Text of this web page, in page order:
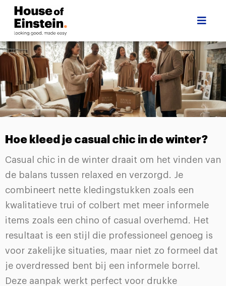
Hoe kleed je casual chic in de winter?
Casual chic in de winter draait om het vinden van
de balans tussen relaxed en verzorgd. Je
combineert nette kledingstukken zoals een
kwalitatieve trui of colbert met meer informele
items zoals een chino of casual overhemd. Het
resultaat is een stijl die professioneel genoeg is
voor zakelijke situaties, maar niet zo formeel dat
je overdressed bent bij een informele borrel.
Deze aanpak werkt perfect voor drukke